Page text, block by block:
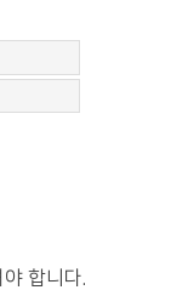
합니다.